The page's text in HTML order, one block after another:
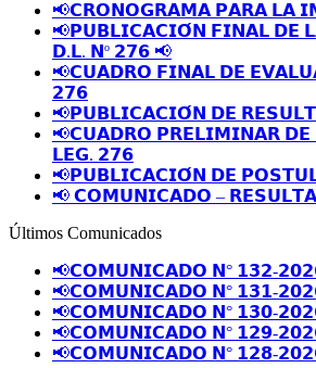
📢𝗖𝗥𝗢𝗡𝗢𝗚𝗥𝗔𝗠𝗔 𝗣𝗔𝗥𝗔 𝗟𝗔
📢𝗣𝗨𝗕𝗟𝗜𝗖𝗔𝗖𝗜𝗢́𝗡 𝗙𝗜𝗡𝗔𝗟
𝗗.𝗟. 𝗡º 𝟮𝟳𝟲 📢
📢𝗖𝗨𝗔𝗗𝗥𝗢 𝗙𝗜𝗡𝗔𝗟 𝗗𝗘
𝟮𝟳𝟲
📢𝗣𝗨𝗕𝗟𝗜𝗖𝗔𝗖𝗜𝗢́𝗡 𝗗𝗘
📢𝗖𝗨𝗔𝗗𝗥𝗢 𝗣𝗥𝗘𝗟𝗜𝗠𝗜𝗡𝗔𝗥
𝗟𝗘𝗚. 𝟮𝟳𝟲
📢𝗣𝗨𝗕𝗟𝗜𝗖𝗔𝗖𝗜𝗢́𝗡 𝗗𝗘
📢 𝗖𝗢𝗠𝗨𝗡𝗜𝗖𝗔𝗗𝗢 –
Últimos Comunicados
📢𝗖𝗢𝗠𝗨𝗡𝗜𝗖𝗔𝗗𝗢 𝗡° 𝟭𝟯𝟮-
📢𝗖𝗢𝗠𝗨𝗡𝗜𝗖𝗔𝗗𝗢 𝗡° 𝟭𝟯𝟭-
📢𝗖𝗢𝗠𝗨𝗡𝗜𝗖𝗔𝗗𝗢 𝗡° 𝟭𝟯𝟬-
📢𝗖𝗢𝗠𝗨𝗡𝗜𝗖𝗔𝗗𝗢 𝗡° 𝟭𝟮𝟵-
📢𝗖𝗢𝗠𝗨𝗡𝗜𝗖𝗔𝗗𝗢 𝗡° 𝟭𝟮𝟴-